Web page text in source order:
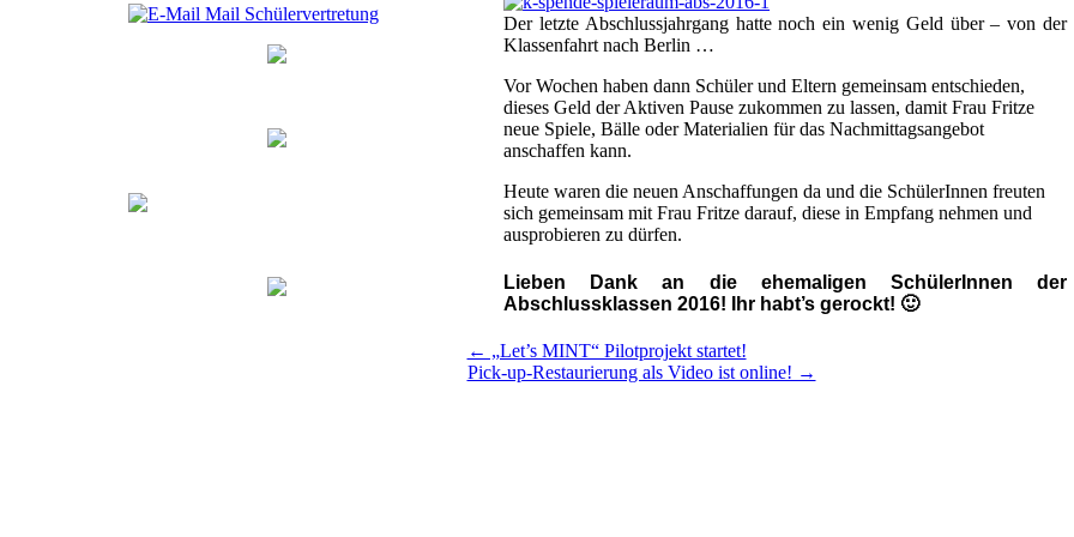
Mail Schülervertretung
Der letzte Abschlussjahrgang hatte noch ein wenig Geld über – von der
Klassenfahrt nach Berlin …
Vor Wochen haben dann Schüler und Eltern gemeinsam entschieden,
dieses Geld der Aktiven Pause zukommen zu lassen, damit Frau Fritze
neue Spiele, Bälle oder Materialien für das Nachmittagsangebot
anschaffen kann.
Heute waren die neuen Anschaffungen da und die SchülerInnen freuten
sich gemeinsam mit Frau Fritze darauf, diese in Empfang nehmen und
ausprobieren zu dürfen.
Lieben Dank an die ehemaligen SchülerInnen der
Abschlussklassen 2016! Ihr habt’s gerockt! 🙂
← „Let’s MINT“ Pilotprojekt startet!
Pick-up-Restaurierung als Video ist online! →